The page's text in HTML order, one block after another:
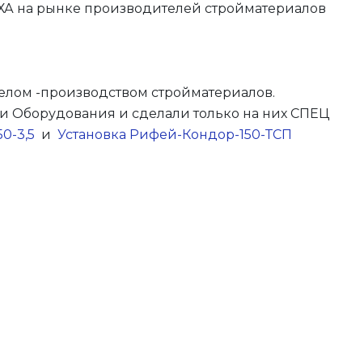
на рынке производителей стройматериалов
-производством стройматериалов.
Оборудования и сделали только на них СПЕЦ
3,5 и Установка Рифей-Кондор-150-ТСП